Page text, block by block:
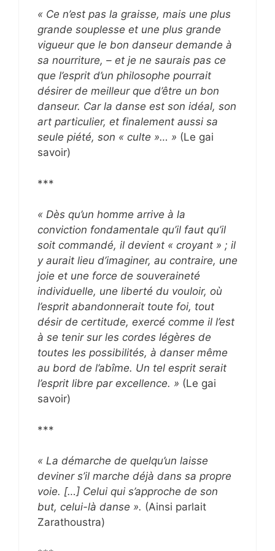
« Ce n’est pas la graisse, mais une plus
grande souplesse et une plus grande
vigueur que le bon danseur demande à
sa nourriture, – et je ne saurais pas ce
que l’esprit d’un philosophe pourrait
désirer de meilleur que d’être un bon
danseur. Car la danse est son idéal, son
art particulier, et finalement aussi sa
seule piété, son « culte »… » (Le gai
savoir)
***
« Dès qu’un homme arrive à la
conviction fondamentale qu’il faut qu’il
soit commandé, il devient « croyant » ; il
y aurait lieu d’imaginer, au contraire, une
joie et une force de souveraineté
individuelle, une liberté du vouloir, où
l’esprit abandonnerait toute foi, tout
désir de certitude, exercé comme il l’est
à se tenir sur les cordes légères de
toutes les possibilités, à danser même
au bord de l’abîme. Un tel esprit serait
l’esprit libre par excellence. » (Le gai
savoir)
***
« La démarche de quelqu’un laisse
deviner s’il marche déjà dans sa propre
voie. […] Celui qui s’approche de son
but, celui-là danse ». (Ainsi parlait
Zarathoustra)